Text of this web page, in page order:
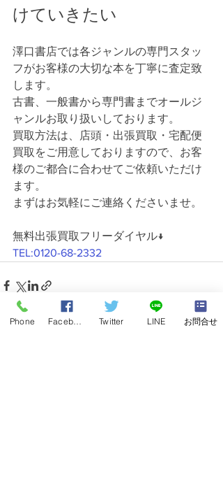
けていきたい
澤口書店では各ジャンルの専門スタッ
フがお客様の大切な本を丁寧に査定致
します。
古書、一般書から専門書までオールジ
ャンルお取り扱いしております。
買取方法は、店頭・出張買取・宅配便
買取をご用意しておりますので、お客
様のご都合に合わせてご依頼いただけ
ます。
まずはお気軽にご連絡くださいませ。
無料出張買取フリーダイヤル↓
TEL:0120-68-2332
Phone Twitter LINE お問合せ